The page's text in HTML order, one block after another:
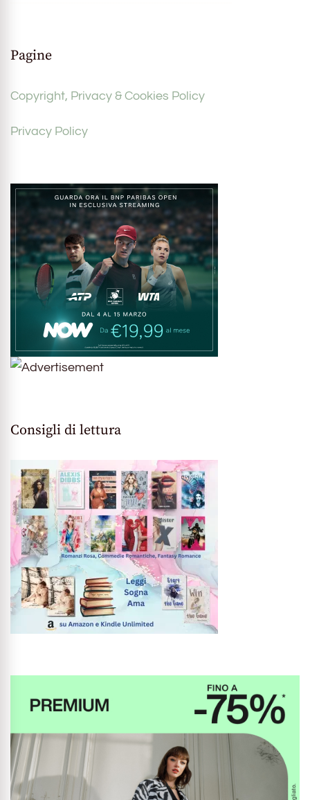
Pagine
Copyright, Privacy & Cookies Policy
Privacy Policy
Consigli di lettura